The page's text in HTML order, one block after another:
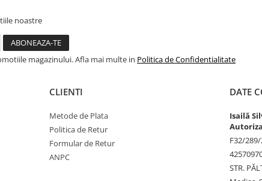
noastre
magazinului. Afla mai multe in Politica de Confidentialitate
CLIENTI
Metode de Plata
Politica de Retur
Formular de Retur
ANPC
DATE
Isailă
F32/
STR.